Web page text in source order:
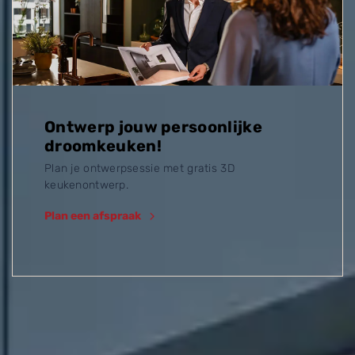
Ontwerp jouw persoonlijke
droomkeuken!
Plan je ontwerpsessie met gratis 3D
keukenontwerp.
Plan een afspraak
Ontdek meer inspirerende